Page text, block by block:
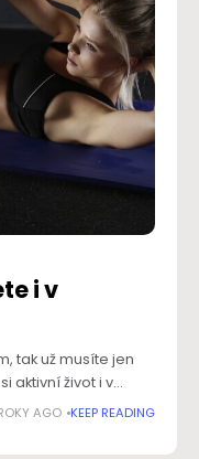
i v
tak už musíte jen
aktivní život i v
na to. Vyberte
AGO KEEP READING